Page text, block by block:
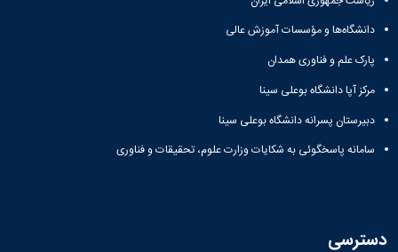
اجتماعی
نمودار
ارتباط با
معاونت
تماس
با
ما
نشانی
واحد
اسلامی
معرفی
کارشناسان
لیست
تشکل
فعال
آئین
ثبت
برای
همدلی"
فرم
های
نام
آنلاین
های
و
اجتماعی
گالری
تصاویر
مراسم
دانشجویان
جدیدالورود
مراسم
دانشگاه‌ها و مؤسسات آموزش عالی
پارک علم و فناوری همدان
مرکز آپا دانشگاه بوعلی سینا
دبیرستان پسرانه دانشگاه بوعلی سینا
سامانه پاسخگوئی به شکایات وزارت علوم، تحقیقات و فناوری
دسترسی